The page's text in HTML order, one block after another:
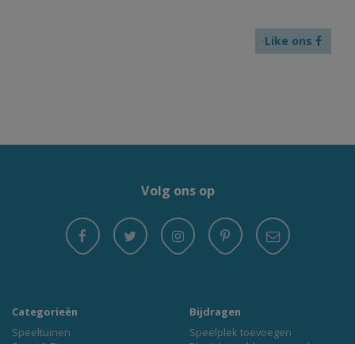
Like ons
Volg ons op
Categorieën
Speeltuinen
Bijdragen
Speelplek toevoegen